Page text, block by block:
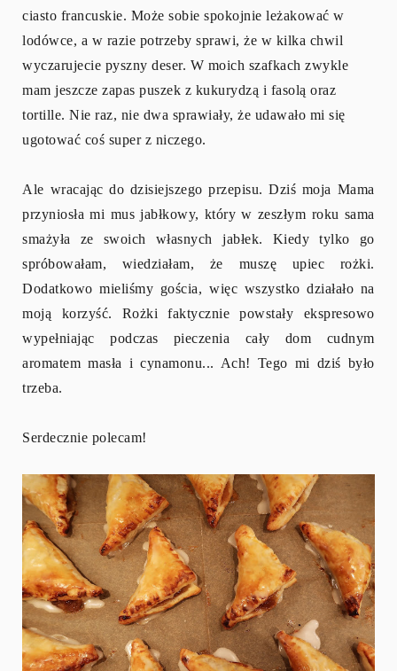
ciasto francuskie. Może sobie spokojnie leżakować w
lodówce, a w razie potrzeby sprawi, że w kilka chwil
wyczarujecie pyszny deser. W moich szafkach zwykle
mam jeszcze zapas puszek z kukurydzą i fasolą oraz
tortille. Nie raz, nie dwa sprawiały, że udawało mi się
ugotować coś super z niczego.
Ale wracając do dzisiejszego przepisu. Dziś moja Mama
przyniosła mi mus jabłkowy, który w zeszłym roku sama
smażyła ze swoich własnych jabłek. Kiedy tylko go
spróbowałam, wiedziałam, że muszę upiec rożki.
Dodatkowo mieliśmy gościa, więc wszystko działało na
moją korzyść. Rożki faktycznie powstały ekspresowo
wypełniając podczas pieczenia cały dom cudnym
aromatem masła i cynamonu... Ach! Tego mi dziś było
trzeba.
Serdecznie polecam!